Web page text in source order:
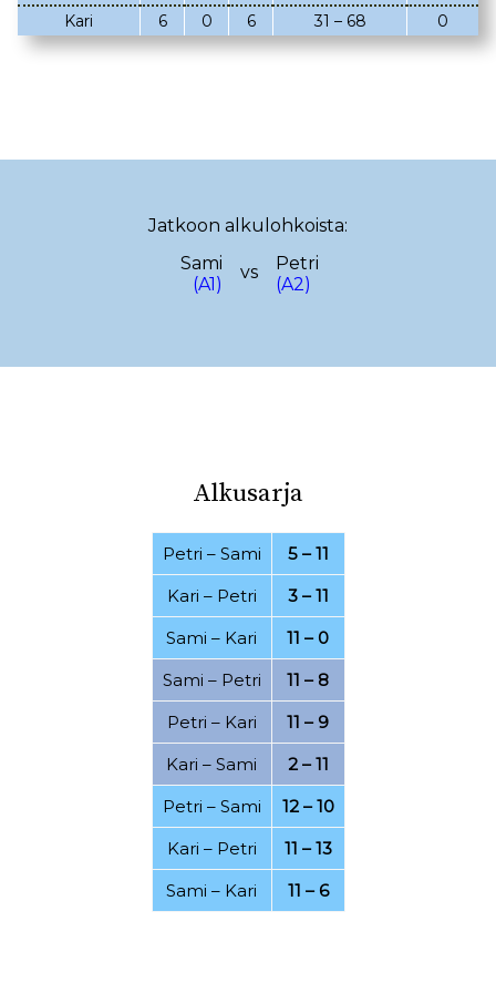
02.03.2023
08.02.2023
22.12.2022
14.12.2022
29.10.2022
19.10.2022
25.09.2022
15.09.2022
18.08.2022
08.08.2022
03.08.2022
30.07.2022
26.07.2022
21.07.2022
20.07.2022
16.07.2022
15.06.2022
25.04.2022
19.04.2022
11.04.2022
07.03.2022
28.02.2022
24.02.2022
21.02.2022
15.02.2022
08.02.2022
Kari
6 0 6 31 – 68 0
Jatkoon alkulohkoista:
Sami
(A1)
vs
Petri
(A2)
Alkusarja
Petri – Sami
5 – 11
Kari – Petri
3 – 11
Sami – Kari
11 – 0
Sami – Petri
11 – 8
Petri – Kari
11 – 9
Kari – Sami
2 – 11
Petri – Sami
12 – 10
Kari – Petri
11 – 13
Sami – Kari 11 – 6